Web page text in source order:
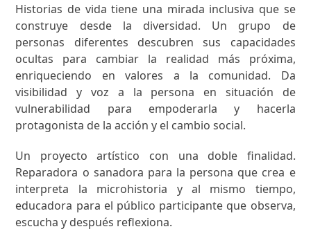
Historias de vida tiene una mirada inclusiva que se
construye desde la diversidad. Un grupo de
personas diferentes descubren sus capacidades
ocultas para cambiar la realidad más próxima,
enriqueciendo en valores a la comunidad. Da
visibilidad y voz a la persona en situación de
vulnerabilidad para empoderarla y hacerla
protagonista de la acción y el cambio social.
Un proyecto artístico con una doble finalidad.
Reparadora o sanadora para la persona que crea e
interpreta la microhistoria y al mismo tiempo,
educadora para el público participante que observa,
escucha y después reflexiona.